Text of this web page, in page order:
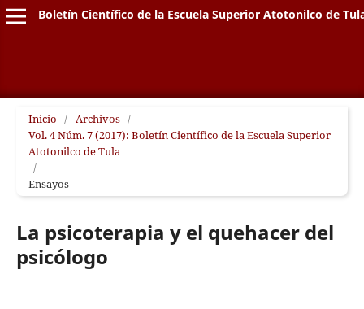
Boletín Científico de la Escuela Superior Atotonilco de
Inicio / Archivos /
Vol. 4 Núm. 7 (2017): Boletín Científico de la Escuela Superior
Atotonilco de Tula
/
Ensayos
La psicoterapia y el quehacer del
psicólogo